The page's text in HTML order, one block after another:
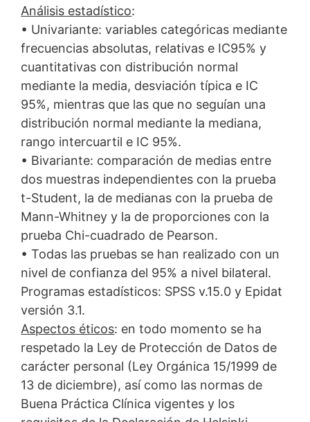
Análisis estadístico:
• Univariante: variables categóricas mediante
frecuencias absolutas, relativas e IC95% y
cuantitativas con distribución normal
mediante la media, desviación típica e IC
95%, mientras que las que no seguían una
distribución normal mediante la mediana,
rango intercuartil e IC 95%.
• Bivariante: comparación de medias entre
dos muestras independientes con la prueba
t-Student, la de medianas con la prueba de
Mann-Whitney y la de proporciones con la
prueba Chi-cuadrado de Pearson.
• Todas las pruebas se han realizado con un
nivel de confianza del 95% a nivel bilateral.
Programas estadísticos: SPSS v.15.0 y Epidat
versión 3.1.
Aspectos éticos: en todo momento se ha
respetado la Ley de Protección de Datos de
carácter personal (Ley Orgánica 15/1999 de
13 de diciembre), así como las normas de
Buena Práctica Clínica vigentes y los